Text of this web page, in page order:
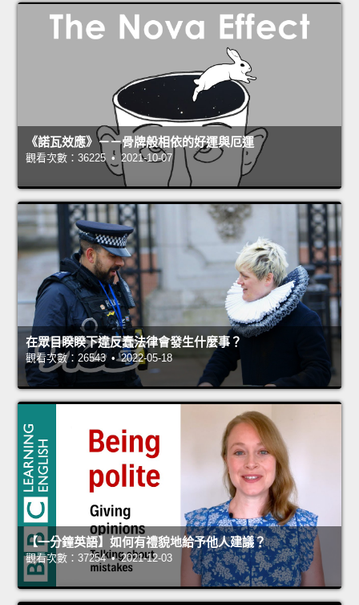
《諾瓦效應》－－骨牌般相依的好運與厄運
觀看次數：36225 • 2021-10-07
在眾目睽睽下違反蠢法律會發生什麼事？
觀看次數：26543 • 2022-05-18
【一分鐘英語】如何有禮貌地給予他人建議？
觀看次數：37254 • 2021-12-03